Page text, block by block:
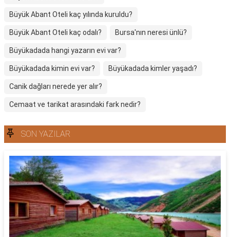
Büyük Abant Oteli kaç yılında kuruldu?
Büyük Abant Oteli kaç odalı? Bursa'nın neresi ünlü?
Büyükadada hangi yazarın evi var?
Büyükadada kimin evi var? Büyükadada kimler yaşadı?
Canik dağları nerede yer alır?
Cemaat ve tarikat arasındaki fark nedir?
SON YAZILAR